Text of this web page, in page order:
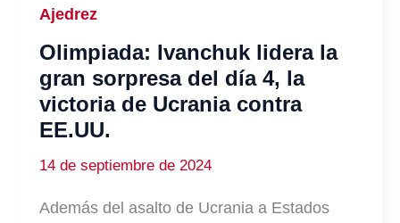
Ajedrez
Olimpiada: Ivanchuk lidera la
gran sorpresa del día 4, la
victoria de Ucrania contra
EE.UU.
14 de septiembre de 2024
Además del asalto de Ucrania a Estados